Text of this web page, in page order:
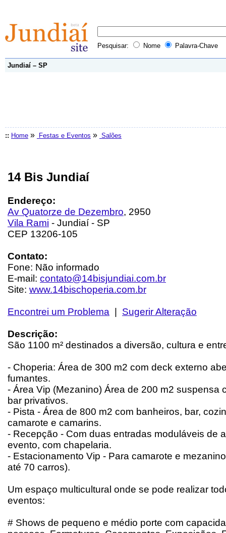
Pesquisar: Nome Palavra-Chave
Jundiaí – SP
:: Home » Festas e Eventos » Salões
14 Bis Jundiaí
Endereço:
Av Quatorze de Dezembro, 2950
Vila Rami - Jundiaí - SP
CEP 13206-105
Contato:
Fone: Não informado
E-mail: contato@14bisjundiai.com.br
Site: www.14bischoperia.com.br
Encontrei um Problema Sugerir Alteração
Descrição:
São 1100 m² destinados a diversão, cultura e
- Choperia: Área de 300 m2 com deck externo
fumantes.
- Área Vip (Mezanino) Área de 200 m2 suspensa
bar privativos.
- Pista - Área de 800 m2 com banheiros, bar,
camarote e camarins.
- Recepção - Com duas entradas moduláveis de
evento, com chapelaria.
- Estacionamento Vip - Para camarote e
até 70 carros).
Um espaço multicultural onde se pode realizar
eventos:
# Shows de pequeno e médio porte com